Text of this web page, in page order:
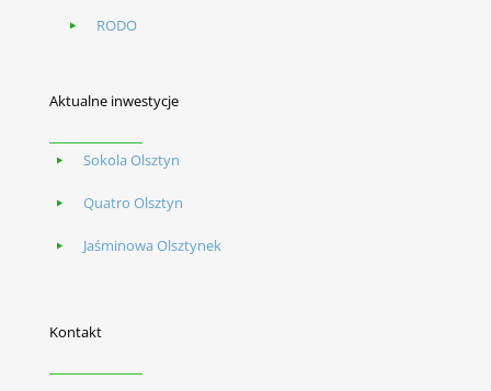
RODO
Aktualne inwestycje
Sokola Olsztyn
Quatro Olsztyn
Jaśminowa Olsztynek
Kontakt